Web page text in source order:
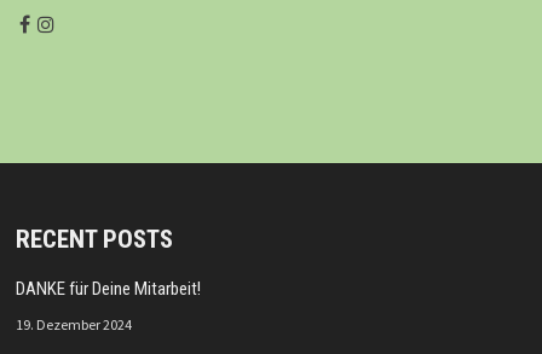
RECENT POSTS
DANKE für Deine Mitarbeit!
19. Dezember 2024